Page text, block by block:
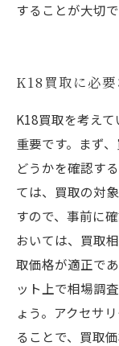
することが大切で
K18買取に必要
K18買取を考え
重要です。まず
どうかを確認す
ては、買取の対
すので、事前に
おいては、買取
取価格が適正で
ット上で相場調
ょう。アクセサ
ることで、買取